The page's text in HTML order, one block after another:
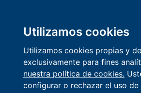
Utilizamos cookies
Utilizamos cookies propias y
exclusivamente para fines
nuestra política de cookies.
configurar o rechazar el uso